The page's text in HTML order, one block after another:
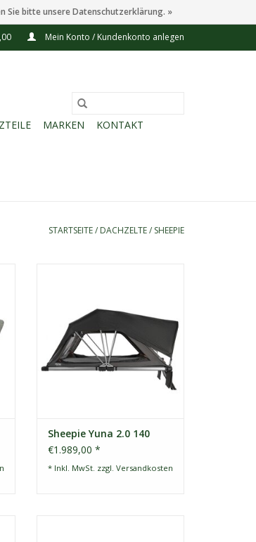
Mein Konto / Kundenkonto anlegen
MARKEN
KONTAKT
STARTSEITE/ DACHZELTE/ SHEEPIE
einfach aufzubauen.
ZUM WARENKORB HINZUFÜGEN
Sheepie Yuna 2.0 140
€1.989,00 *
* Inkl. MwSt. zzgl. Versandkosten
Sie bitte unsere Datenschutzerklärung. »